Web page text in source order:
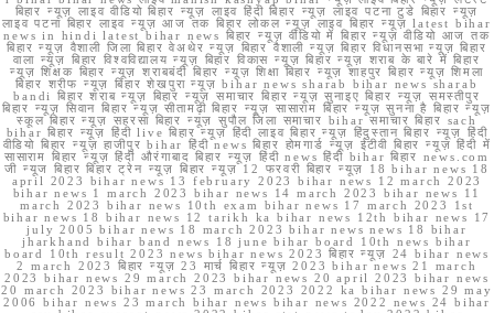
बिहार न्यूज़ लाइव वीडियो बिहार न्यूज़ लाइव हिंदी बिहार न्यूज़ लाइव पटना टुडे बिहार न्यूज़
लाइव पटना बिहार लाइव न्यूज़ आज तक बिहार लोकल न्यूज़ लाइव बिहार न्यूज़ latest bihar
news in hindi latest bihar news बिहार न्यूज़ वीडियो में बिहार न्यूज़ वीडियो आज तक
बिहार न्यूज़ वैशाली जिला बिहार वेअथेर न्यूज़ बिहार वैशाली न्यूज़ बिहार विधानसभा न्यूज़ बिहार
वाला न्यूज़ बिहार विश्वविद्यालय न्यूज़ बिहार विकास न्यूज़ बिहार न्यूज़ शराब के बारे में बिहार
न्यूज़ शिक्षक बिहार न्यूज़ शराबबंदी बिहार न्यूज़ शिक्षा बिहार न्यूज़ शाहपुर बिहार न्यूज़ शिमला
बिहार शरीफ न्यूज़ बिहार शेखपुरा न्यूज़ bihar news sharab bihar news sharab
bandi बिहार शराब न्यूज़ बिहार न्यूज़ समाचार बिहार न्यूज़ सुनाइए बिहार न्यूज़ समस्तीपुर
बिहार न्यूज़ सिवान बिहार न्यूज़ सीतामढ़ी बिहार न्यूज़ सासाराम बिहार न्यूज़ सुनना है बिहार न्यूज़
स्कूल बिहार न्यूज़ सहरसा बिहार न्यूज़ सुपौल जिला समाचार bihar समाचार बिहार sach
bihar बिहार न्यूज़ हिंदी live बिहार न्यूज़ हिंदी लाइव बिहार न्यूज़ हिंदुस्तान बिहार न्यूज़ हिंदी
वीडियो बिहार न्यूज़ हाजीपुर bihar हिंदी news बिहार होमगार्ड न्यूज़ ईटीवी बिहार न्यूज़ हिंदी में
सासाराम बिहार न्यूज़ हिंदी औरंगाबाद बिहार न्यूज़ हिंदी news हिंदी bihar बिहार news.com
जी न्यूज बिहार बिहार ट्रेन न्यूज़ बिहार न्यूज़ 12 फरवरी बिहार न्यूज़ 18 bihar news 18
april 2023 bihar news 13 february 2023 bihar news 12 march 2023
bihar news 1 march 2023 bihar news 14 march 2023 bihar news 11
march 2023 bihar news 10th exam bihar news 17 march 2023 1st
bihar news 18 bihar news 12 tarikh ka bihar news 12th bihar news 17
july 2005 bihar news 18 march 2023 bihar news news 18 bihar
jharkhand bihar band news 18 june bihar board 10th news bihar
board 10th result 2023 news bihar news 2023 बिहार न्यूज़ 24 bihar news
2 march 2023 बिहार न्यूज़ 23 मार्च बिहार न्यूज़ 2023 bihar news 21 march
2023 bihar news 29 march 2023 bihar news 20 april 2023 bihar news
20 march 2023 bihar news 23 march 2023 2022 ka bihar news 29 may
2006 bihar news 23 march bihar news bihar news 2022 news 24 bihar